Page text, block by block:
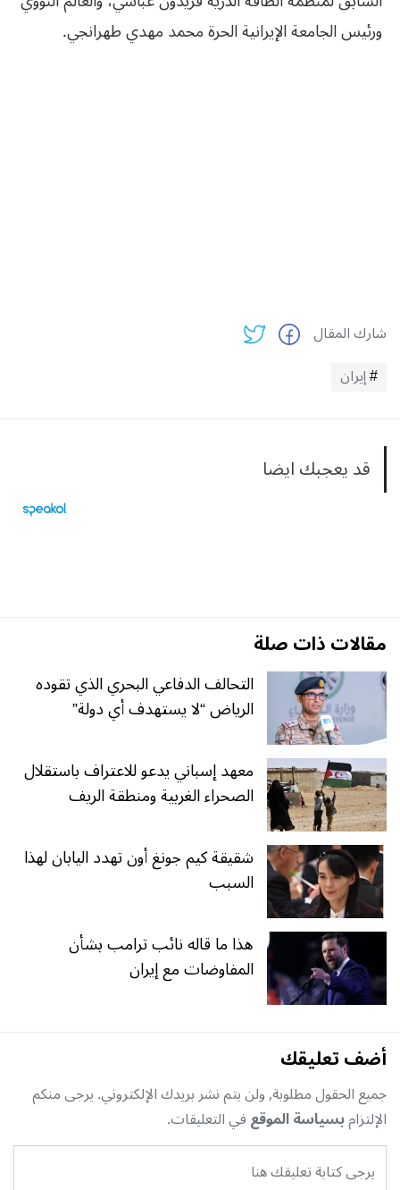
ورئيس الجامعة الإيرانية الحرة محمد مهدي طهرانجي.
شارك المقال
إيران
قد يعجبك ايضا
مقالات ذات صلة
التحالف الدفاعي البحري الذي تقوده
الرياض “لا يستهدف أي دولة”
معهد إسباني يدعو للاعتراف باستقلال
الصحراء الغربية ومنطقة الريف
شقيقة كيم جونغ أون تهدد اليابان لهذا
السبب
هذا ما قاله نائب ترامب بشأن
المفاوضات مع إيران
أضف تعليقك
جميع الحقول مطلوبة, ولن يتم نشر بريدك الإلكتروني. يرجى منكم
الإلتزامبسياسة الموقعفي التعليقات.